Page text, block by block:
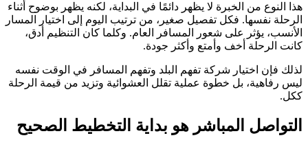
هذا النوع من الخبرة لا يظهر دائمًا في البداية، لكنه يظهر بوضوح أثناء
الرحلة نفسها. فكل تفصيل صغير، من ترتيب اليوم إلى اختيار المسار
الأنسب، يؤثر على شعور المسافر العام. وكلما كان التنظيم أدق،
كانت الرحلة أخف وأمتع وأكثر جودة.
لذلك فإن اختيار شركة تفهم البلد وتفهم المسافر في الوقت نفسه
ليس رفاهية، بل خطوة عملية تقلل العشوائية وتزيد من قيمة الرحلة
ككل.
التواصل المباشر هو بداية التخطيط الصحيح